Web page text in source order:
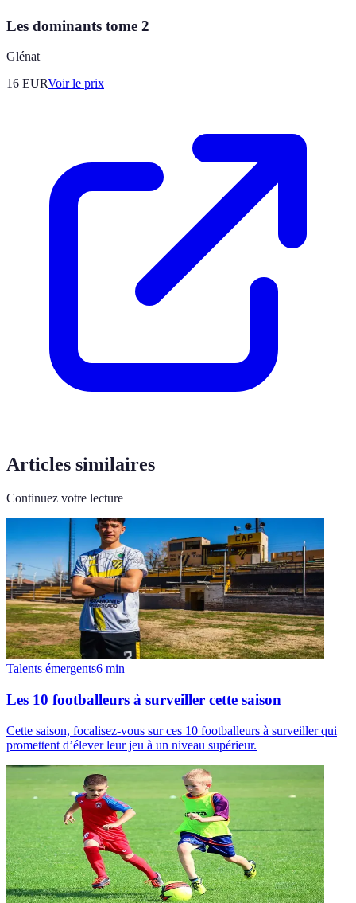
Les dominants tome 2
Glénat
16 EURVoir le prix
Articles similaires
Continuez votre lecture
Talents émergents6 min
Les 10 footballeurs à surveiller cette saison
Cette saison, focalisez-vous sur ces 10 footballeurs à surveiller qui
promettent d’élever leur jeu à un niveau supérieur.